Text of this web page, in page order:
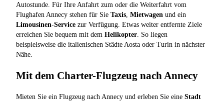
Autostunde. Für Ihre Anfahrt zum oder die Weiterfahrt vom
Flughafen Annecy stehen für Sie Taxis Mietwagen und ein
Limousinen-Service zur Verfügung. Etwas weiter entfernte Ziele
erreichen Sie bequem mit dem Helikopter . So liegen
beispielsweise die italienischen Städte Aosta oder Turin in nächster
Nähe.
Mit dem Charter-Flugzeug nach Annecy
Mieten Sie ein Flugzeug nach Annecy und erleben Sie eine Stadt